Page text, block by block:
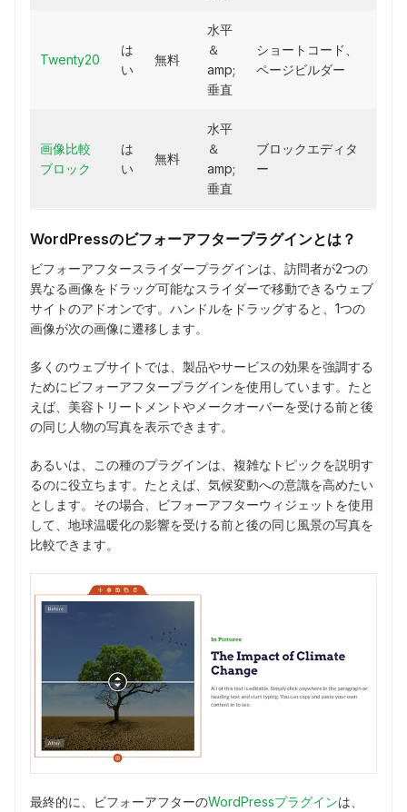
Twenty20
は
い
無料
水平
＆
amp;
垂直
ショートコード、
ページビルダー
画像比較
ブロック
は
い
無料
水平
＆
amp;
垂直
ブロックエディタ
ー
WordPressのビフォーアフタープラグインとは？
ビフォーアフタースライダープラグインは、訪問者が2つの
異なる画像をドラッグ可能なスライダーで移動できるウェブ
サイトのアドオンです。ハンドルをドラッグすると、1つの
画像が次の画像に遷移します。
多くのウェブサイトでは、製品やサービスの効果を強調する
ためにビフォーアフタープラグインを使用しています。たと
えば、美容トリートメントやメークオーバーを受ける前と後
の同じ人物の写真を表示できます。
あるいは、この種のプラグインは、複雑なトピックを説明す
るのに役立ちます。たとえば、気候変動への意識を高めたい
とします。その場合、ビフォーアフターウィジェットを使用
して、地球温暖化の影響を受ける前と後の同じ風景の写真を
比較できます。
最終的に、ビフォーアフターのWordPressプラグインは、